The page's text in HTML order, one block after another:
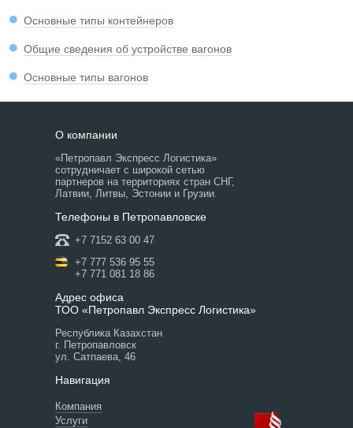
Основные типы контейнеров
Общие сведения об устройстве вагонов
Основные типы вагонов
О компании
«Петропавл Экспресс Логистика»
сотрудничает с широкой сетью
партнеров на территориях стран СНГ,
Латвии, Литвы, Эстонии и Грузии.
Телефоны в Петропавловске
+7 7152 63 00 47
+7 777 536 95 55
+7 771 081 18 86
Адрес офиса
ТОО «Петропавл Экспресс Логистика»
Республика Казахстан
г. Петропавловск
ул. Сатпаева, 46
Навигация
Компания
Услуги